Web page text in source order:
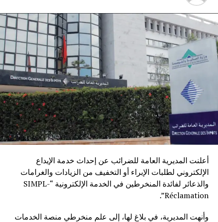
أعلنت المديرية العامة للضرائب عن إحداث خدمة الإيداع
الإلكتروني لطلبات الإبراء أو التخفيف من الزيادات والغرامات
والذعائر لفائدة المنخرطين في الخدمة الإلكترونية “SIMPL-
Réclamation”.
وأنهت المديرية، في بلاغ لها، إلى علم منخرطي منصة الخدمات